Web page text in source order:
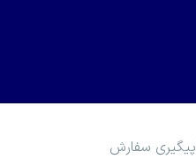
پیگیری سفارش